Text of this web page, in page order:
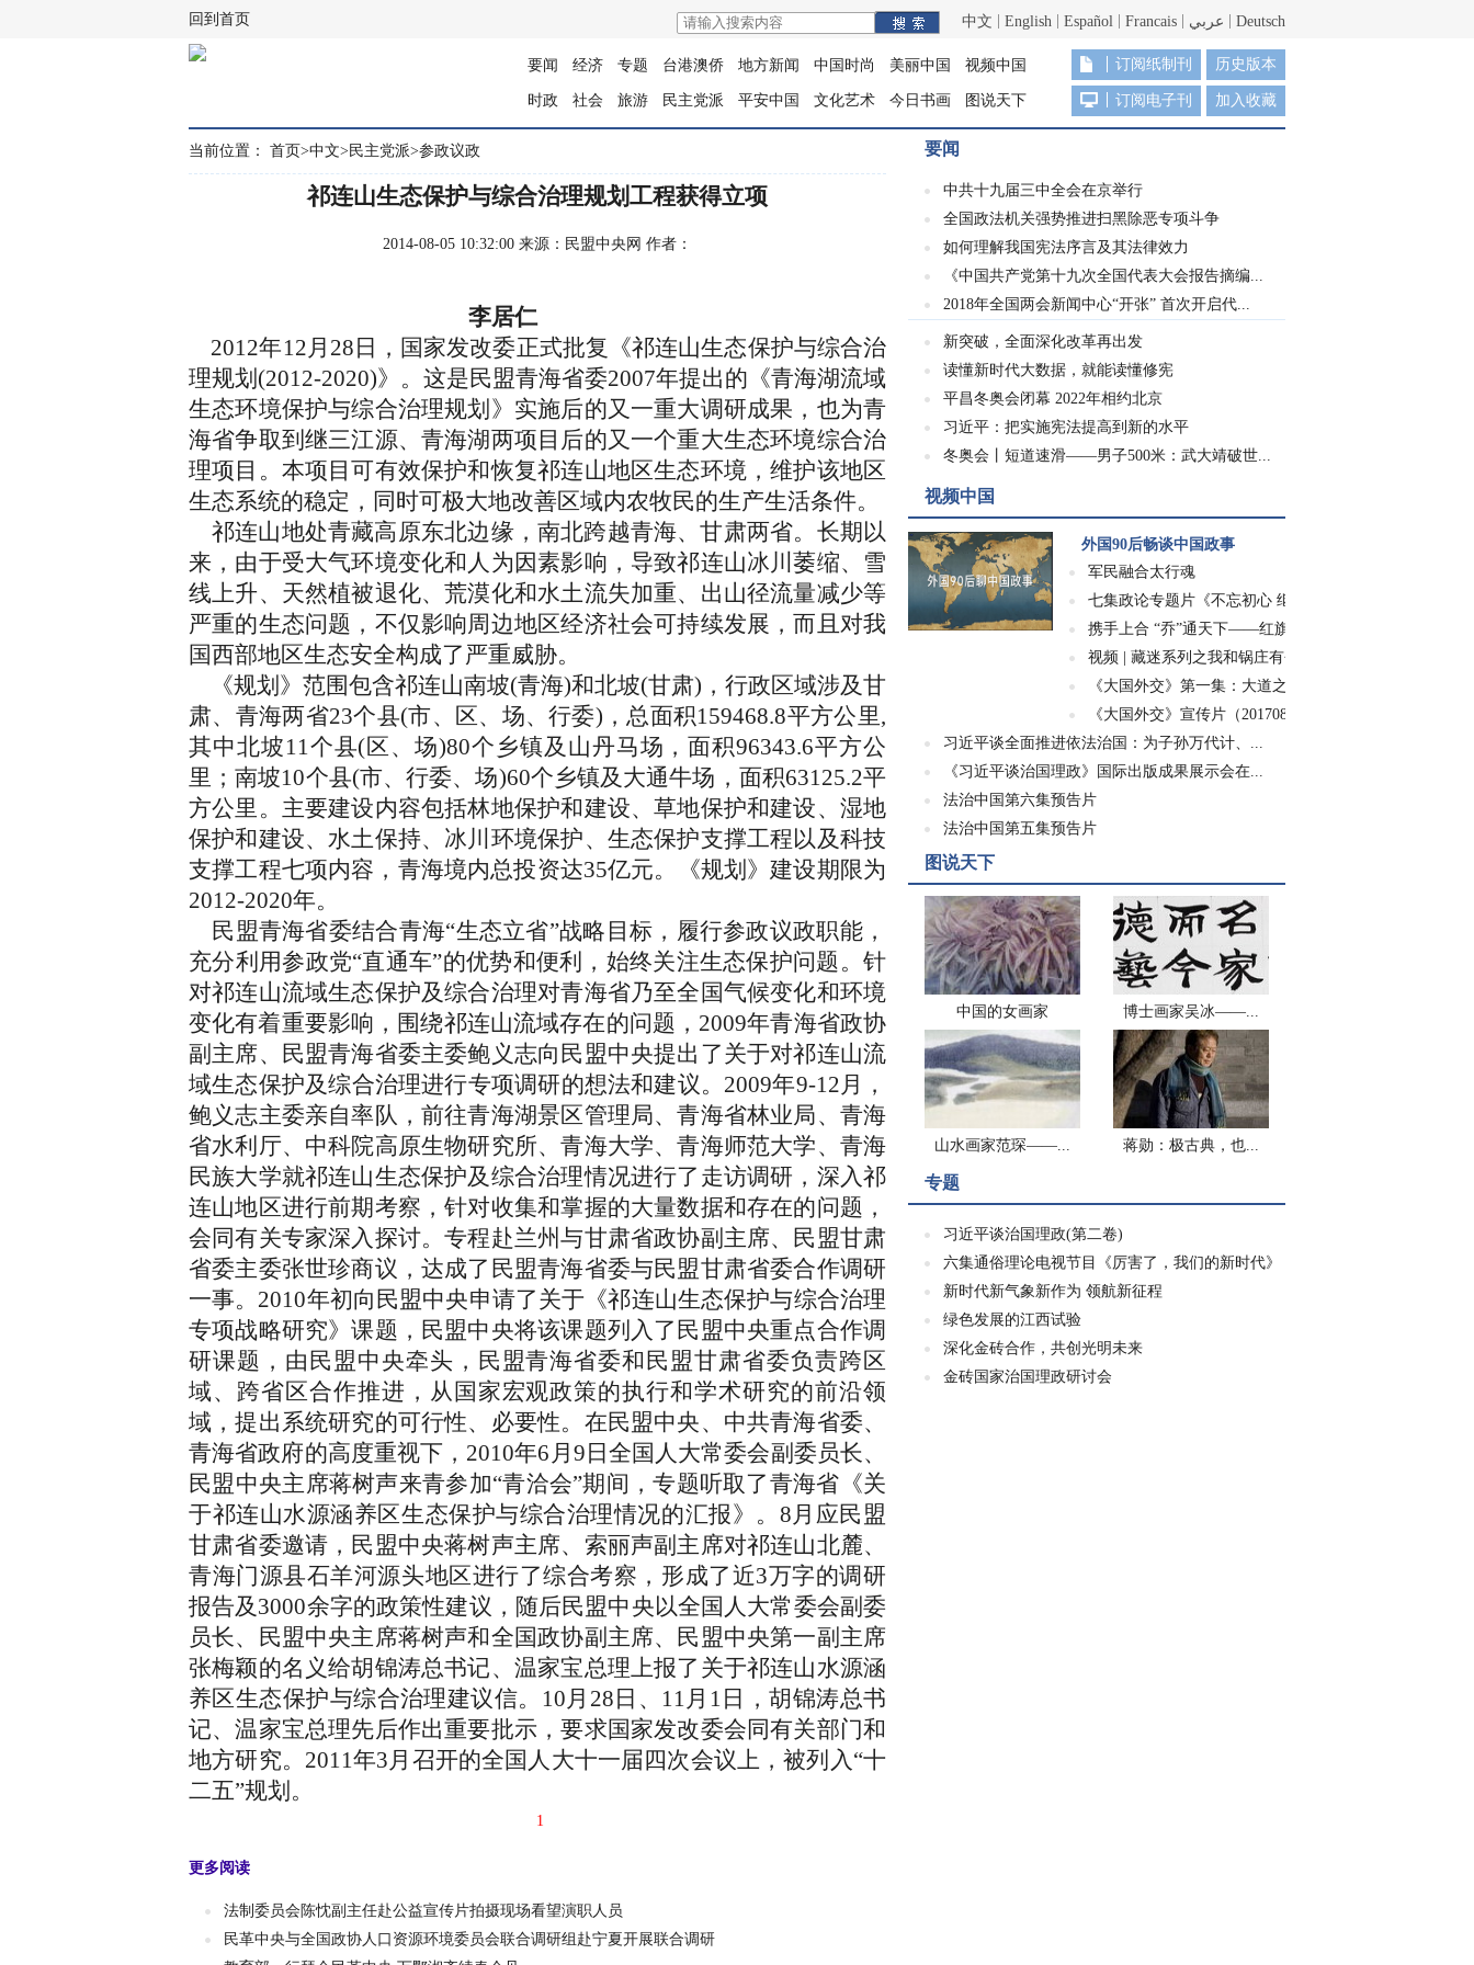
回到首页 中文 English Español Francais عربي Deutsch
要闻 经济 专题 台港澳侨 地方新闻 中国时尚 美丽中国 视频中国
时政 社会 旅游 民主党派 平安中国 文化艺术 今日书画 图说天下
订阅纸制刊 历史版本
订阅电子刊 加入收藏
要闻
中共十九届三中全会在京举行
全国政法机关强势推进扫黑除恶专项斗争
如何理解我国宪法序言及其法律效力
《中国共产党第十九次全国代表大会报告摘编...
2018年全国两会新闻中心“开张” 首次开启代...
新突破，全面深化改革再出发
读懂新时代大数据，就能读懂修宪
平昌冬奥会闭幕 2022年相约北京
习近平：把实施宪法提高到新的水平
冬奥会丨短道速滑——男子500米：武大靖破世...
视频中国
外国90后畅谈中国政事
军民融合太行魂
七集政论专题片《不忘初心 继续前进》
携手上合 “乔”通天下——红旗渠精神走进世...
视频 | 藏迷系列之我和锅庄有个约会
《大国外交》第一集：大道之行
《大国外交》宣传片（20170826）
习近平谈全面推进依法治国：为子孙万代计、...
《习近平谈治国理政》国际出版成果展示会在...
法治中国第六集预告片
法治中国第五集预告片
图说天下
中国的女画家 博士画家吴冰——...
山水画家范琛——... 蒋勋：极古典，也...
专题
习近平谈治国理政(第二卷)
六集通俗理论电视节目《厉害了，我们的新时代》
新时代新气象新作为 领航新征程
绿色发展的江西试验
深化金砖合作，共创光明未来
金砖国家治国理政研讨会
当前位置： 首页>中文> 民主党派>参政议政
祁连山生态保护与综合治理规划工程获得立项
2014-08-05 10:32:00 来源：民盟中央网 作者：
李居仁
2012年12月28日，国家发改委正式批复《祁连山生态保护与综合治
理规划(2012-2020)》。这是民盟青海省委2007年提出的《青海湖流域
生态环境保护与综合治理规划》实施后的又一重大调研成果，也为青
海省争取到继三江源、青海湖两项目后的又一个重大生态环境综合治
理项目。本项目可有效保护和恢复祁连山地区生态环境，维护该地区
生态系统的稳定，同时可极大地改善区域内农牧民的生产生活条件。
祁连山地处青藏高原东北边缘，南北跨越青海、甘肃两省。长期以
来，由于受大气环境变化和人为因素影响，导致祁连山冰川萎缩、雪
线上升、天然植被退化、荒漠化和水土流失加重、出山径流量减少等
严重的生态问题，不仅影响周边地区经济社会可持续发展，而且对我
国西部地区生态安全构成了严重威胁。
《规划》范围包含祁连山南坡(青海)和北坡(甘肃)，行政区域涉及甘
肃、青海两省23个县(市、区、场、行委)，总面积159468.8平方公里,
其中北坡11个县(区、场)80个乡镇及山丹马场，面积96343.6平方公
里；南坡10个县(市、行委、场)60个乡镇及大通牛场，面积63125.2平
方公里。主要建设内容包括林地保护和建设、草地保护和建设、湿地
保护和建设、水土保持、冰川环境保护、生态保护支撑工程以及科技
支撑工程七项内容，青海境内总投资达35亿元。《规划》建设期限为
2012-2020年。
民盟青海省委结合青海“生态立省”战略目标，履行参政议政职能，
充分利用参政党“直通车”的优势和便利，始终关注生态保护问题。针
对祁连山流域生态保护及综合治理对青海省乃至全国气候变化和环境
变化有着重要影响，围绕祁连山流域存在的问题，2009年青海省政协
副主席、民盟青海省委主委鲍义志向民盟中央提出了关于对祁连山流
域生态保护及综合治理进行专项调研的想法和建议。2009年9-12月，
鲍义志主委亲自率队，前往青海湖景区管理局、青海省林业局、青海
省水利厅、中科院高原生物研究所、青海大学、青海师范大学、青海
民族大学就祁连山生态保护及综合治理情况进行了走访调研，深入祁
连山地区进行前期考察，针对收集和掌握的大量数据和存在的问题，
会同有关专家深入探讨。专程赴兰州与甘肃省政协副主席、民盟甘肃
省委主委张世珍商议，达成了民盟青海省委与民盟甘肃省委合作调研
一事。2010年初向民盟中央申请了关于《祁连山生态保护与综合治理
专项战略研究》课题，民盟中央将该课题列入了民盟中央重点合作调
研课题，由民盟中央牵头，民盟青海省委和民盟甘肃省委负责跨区
域、跨省区合作推进，从国家宏观政策的执行和学术研究的前沿领
域，提出系统研究的可行性、必要性。在民盟中央、中共青海省委、
青海省政府的高度重视下，2010年6月9日全国人大常委会副委员长、
民盟中央主席蒋树声来青参加“青洽会”期间，专题听取了青海省《关
于祁连山水源涵养区生态保护与综合治理情况的汇报》。8月应民盟
甘肃省委邀请，民盟中央蒋树声主席、索丽声副主席对祁连山北麓、
青海门源县石羊河源头地区进行了综合考察，形成了近3万字的调研
报告及3000余字的政策性建议，随后民盟中央以全国人大常委会副委
员长、民盟中央主席蒋树声和全国政协副主席、民盟中央第一副主席
张梅颖的名义给胡锦涛总书记、温家宝总理上报了关于祁连山水源涵
养区生态保护与综合治理建议信。10月28日、11月1日，胡锦涛总书
记、温家宝总理先后作出重要批示，要求国家发改委会同有关部门和
地方研究。2011年3月召开的全国人大十一届四次会议上，被列入“十
二五”规划。
1
更多阅读
法制委员会陈忱副主任赴公益宣传片拍摄现场看望演职人员
民革中央与全国政协人口资源环境委员会联合调研组赴宁夏开展联合调研